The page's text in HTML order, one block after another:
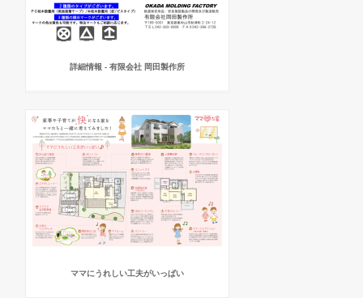
詳細情報 - 有限会社 岡田製作所
ママにうれしい工夫がいっぱい